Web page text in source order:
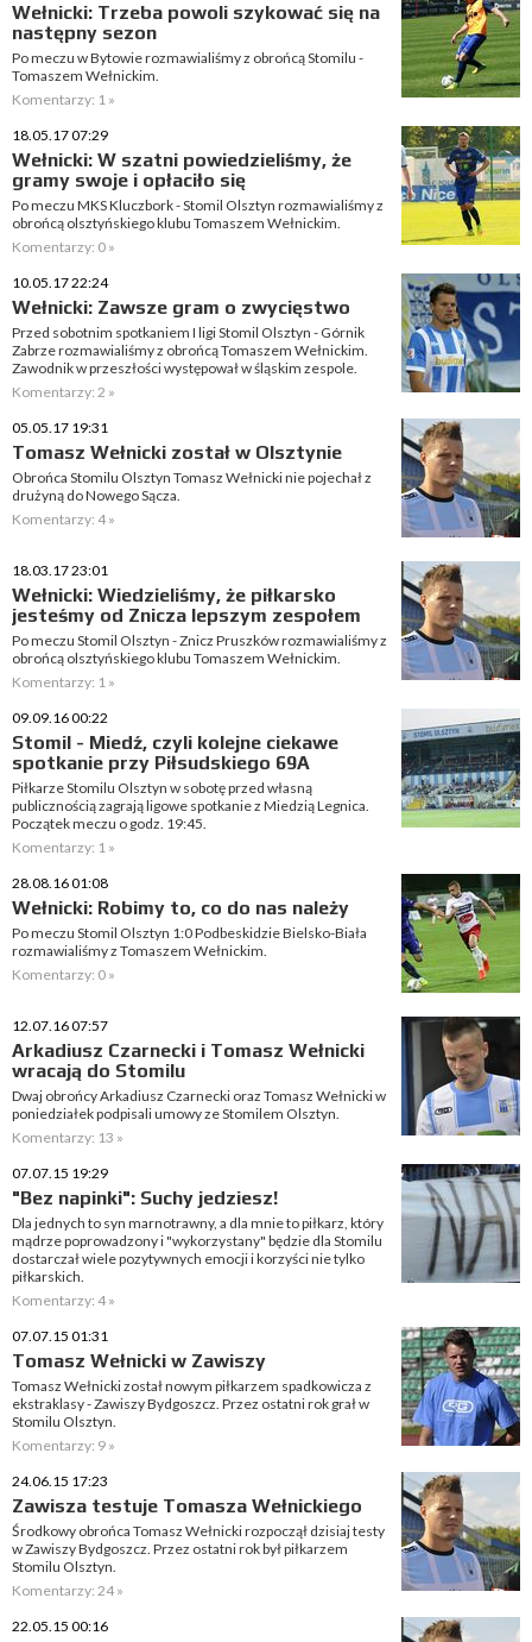
Wełnicki: Trzeba powoli szykować się na
następny sezon
Po meczu w Bytowie rozmawialiśmy z obrońcą Stomilu -
Tomaszem Wełnickim.
Komentarzy: 1 »
18.05.17 07:29
Wełnicki: W szatni powiedzieliśmy, że
gramy swoje i opłaciło się
Po meczu MKS Kluczbork - Stomil Olsztyn rozmawialiśmy z
obrońcą olsztyńskiego klubu Tomaszem Wełnickim.
Komentarzy: 0 »
10.05.17 22:24
Wełnicki: Zawsze gram o zwycięstwo
Przed sobotnim spotkaniem I ligi Stomil Olsztyn - Górnik
Zabrze rozmawialiśmy z obrońcą Tomaszem Wełnickim.
Zawodnik w przeszłości występował w śląskim zespole.
Komentarzy: 2 »
05.05.17 19:31
Tomasz Wełnicki został w Olsztynie
Obrońca Stomilu Olsztyn Tomasz Wełnicki nie pojechał z
drużyną do Nowego Sącza.
Komentarzy: 4 »
18.03.17 23:01
Wełnicki: Wiedzieliśmy, że piłkarsko
jesteśmy od Znicza lepszym zespołem
Po meczu Stomil Olsztyn - Znicz Pruszków rozmawialiśmy z
obrońcą olsztyńskiego klubu Tomaszem Wełnickim.
Komentarzy: 1 »
09.09.16 00:22
Stomil - Miedź, czyli kolejne ciekawe
spotkanie przy Piłsudskiego 69A
Piłkarze Stomilu Olsztyn w sobotę przed własną
publicznością zagrają ligowe spotkanie z Miedzią Legnica.
Początek meczu o godz. 19:45.
Komentarzy: 1 »
28.08.16 01:08
Wełnicki: Robimy to, co do nas należy
Po meczu Stomil Olsztyn 1:0 Podbeskidzie Bielsko-Biała
rozmawialiśmy z Tomaszem Wełnickim.
Komentarzy: 0 »
12.07.16 07:57
Arkadiusz Czarnecki i Tomasz Wełnicki
wracają do Stomilu
Dwaj obrońcy Arkadiusz Czarnecki oraz Tomasz Wełnicki w
poniedziałek podpisali umowy ze Stomilem Olsztyn.
Komentarzy: 13 »
07.07.15 19:29
"Bez napinki": Suchy jedziesz!
Dla jednych to syn marnotrawny, a dla mnie to piłkarz, który
mądrze poprowadzony i "wykorzystany" będzie dla Stomilu
dostarczał wiele pozytywnych emocji i korzyści nie tylko
piłkarskich.
Komentarzy: 4 »
07.07.15 01:31
Tomasz Wełnicki w Zawiszy
Tomasz Wełnicki został nowym piłkarzem spadkowicza z
ekstraklasy - Zawiszy Bydgoszcz. Przez ostatni rok grał w
Stomilu Olsztyn.
Komentarzy: 9 »
24.06.15 17:23
Zawisza testuje Tomasza Wełnickiego
Środkowy obrońca Tomasz Wełnicki rozpoczął dzisiaj testy
w Zawiszy Bydgoszcz. Przez ostatni rok był piłkarzem
Stomilu Olsztyn.
Komentarzy: 24 »
22.05.15 00:16